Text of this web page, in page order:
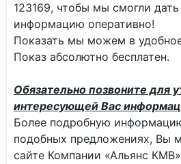
123169, чтобы мы смогли
информацию оперативно!
Показать мы можем в
Показ абсолютно бесплатен.
Обязательно позвоните для
интересующей Вас
Более подробную
подобных предложениях, Вы
сайте Компании «Альянс КМВ»